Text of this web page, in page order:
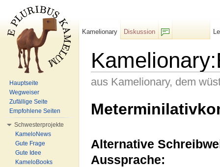
aus Kamelionary, dem
Alternative
Aussprache:
Kamelionary
Diskussion
Hauptseite
Wegweiser
Zufällige Seite
Empfohlene Seiten
Schwesterprojekte
KameloNews
Gute Frage
Gute Idee
KameloBooks